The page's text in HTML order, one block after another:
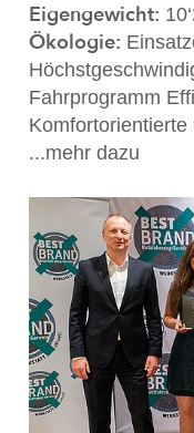
Eigengewicht:
Ökologie:
Fahrprogramm
...mehr dazu